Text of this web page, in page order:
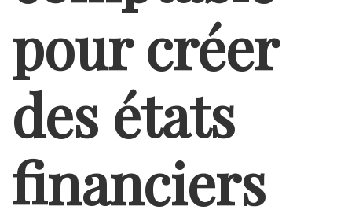
pour créer
des états
financiers